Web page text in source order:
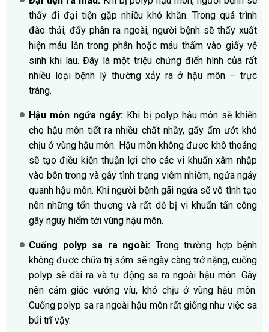
thấy đi đại tiện gặp nhiều khó khăn. Trong quá trình
đào thải, đẩy phân ra ngoài, người bệnh sẽ thấy xuất
hiện máu lẫn trong phân hoặc máu thấm vào giấy vệ
sinh khi lau. Đây là một triệu chứng điển hình của rất
nhiều loại bệnh lý thường xảy ra ở hậu môn – trực
tràng.
Hậu môn ngứa ngáy: Khi bị polyp hậu môn sẽ khiến
cho hậu môn tiết ra nhiều chất nhầy, gẩy ẩm ướt khó
chịu ở vùng hậu môn. Hậu môn không được khô thoáng
sẽ tạo điều kiện thuận lợi cho các vi khuẩn xâm nhập
vào bên trong và gây tình trạng viêm nhiễm, ngứa ngáy
quanh hậu môn. Khi người bệnh gãi ngứa sẽ vô tình tạo
nên những tổn thương và rất dễ bị vi khuẩn tấn công
gây nguy hiểm tới vùng hậu môn.
Cuống polyp sa ra ngoài: Trong trường hợp bệnh
không được chữa trị sớm sẽ ngày càng trở nặng, cuống
polyp sẽ dài ra và tự động sa ra ngoài hậu môn. Gây
nên cảm giác vướng víu, khó chịu ở vùng hậu môn.
Cuống polyp sa ra ngoài hậu môn rất giống như việc sa
búi trĩ vậy.